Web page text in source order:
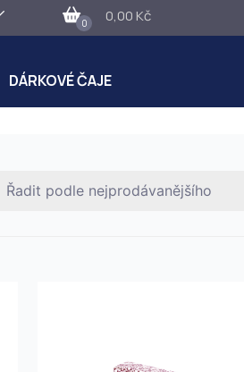
0 0,00 Kč
DÁRKOVÉ ČAJE